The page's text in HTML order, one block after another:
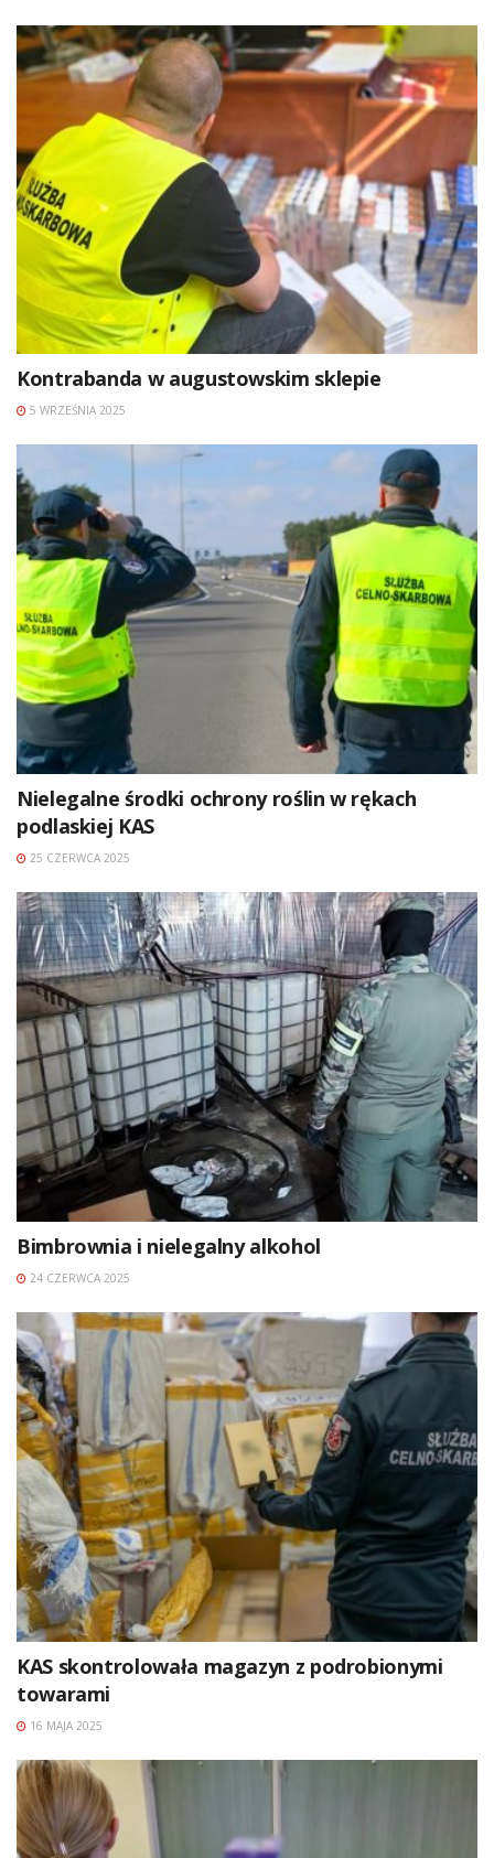
Kontrabanda w augustowskim sklepie
5 WRZEŚNIA 2025
Nielegalne środki ochrony roślin w rękach
podlaskiej KAS
25 CZERWCA 2025
Bimbrownia i nielegalny alkohol
24 CZERWCA 2025
KAS skontrolowała magazyn z podrobionymi
towarami
16 MAJA 2025